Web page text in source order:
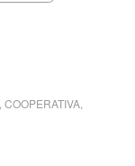
COOPERATIVA,